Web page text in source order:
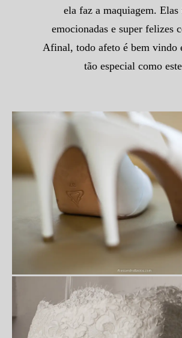
ela faz a maquiagem. Elas
emocionadas e super felizes
Afinal, todo afeto é bem vindo
tão especial como